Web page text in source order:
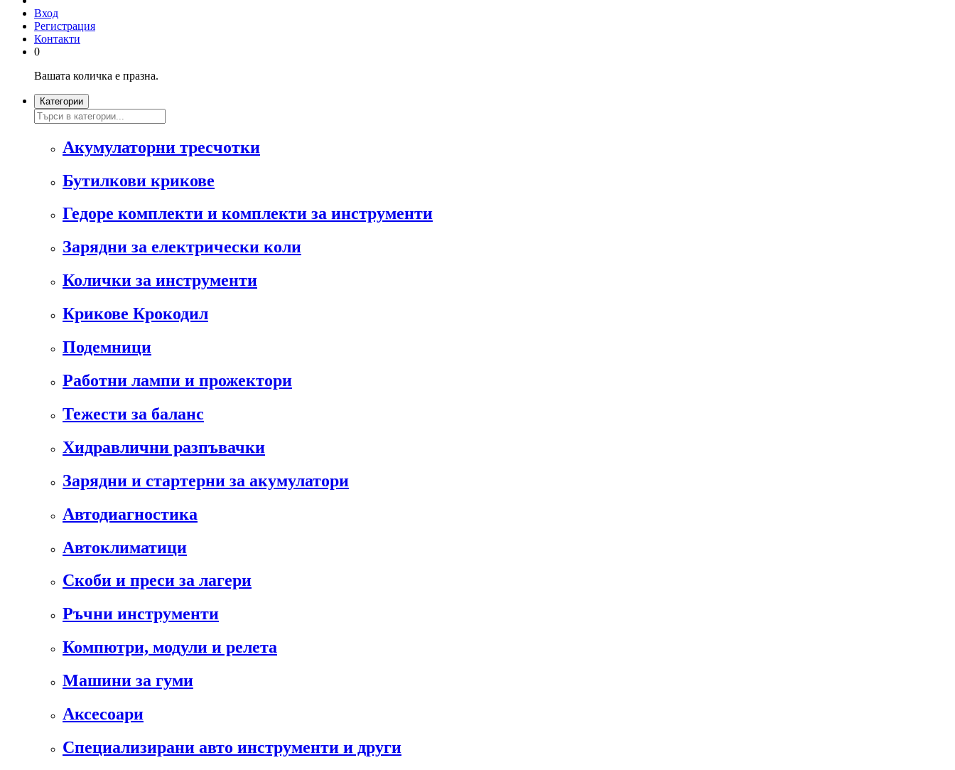
Вход
Регистрация
Контакти
0
Вашата количка е празна.
Категории
Акумулаторни тресчотки
Бутилкови крикове
Гедоре комплекти и комплекти за инструменти
Зарядни за електрически коли
Колички за инструменти
Крикове Крокодил
Подемници
Работни лампи и прожектори
Тежести за баланс
Хидравлични разпъвачки
Зарядни и стартерни за акумулатори
Автодиагностика
Автоклиматици
Скоби и преси за лагери
Ръчни инструменти
Компютри, модули и релета
Машини за гуми
Аксесоари
Специализирани авто инструменти и други